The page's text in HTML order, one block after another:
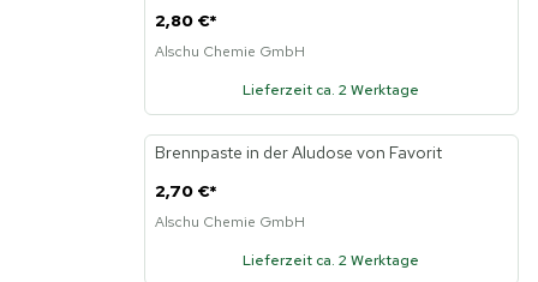
2,80 €*
Alschu Chemie GmbH
Lieferzeit ca. 2 Werktage
Neu
Brennpaste in der Aludose von Favorit
2,70 €*
Alschu Chemie GmbH
Lieferzeit ca. 2 Werktage